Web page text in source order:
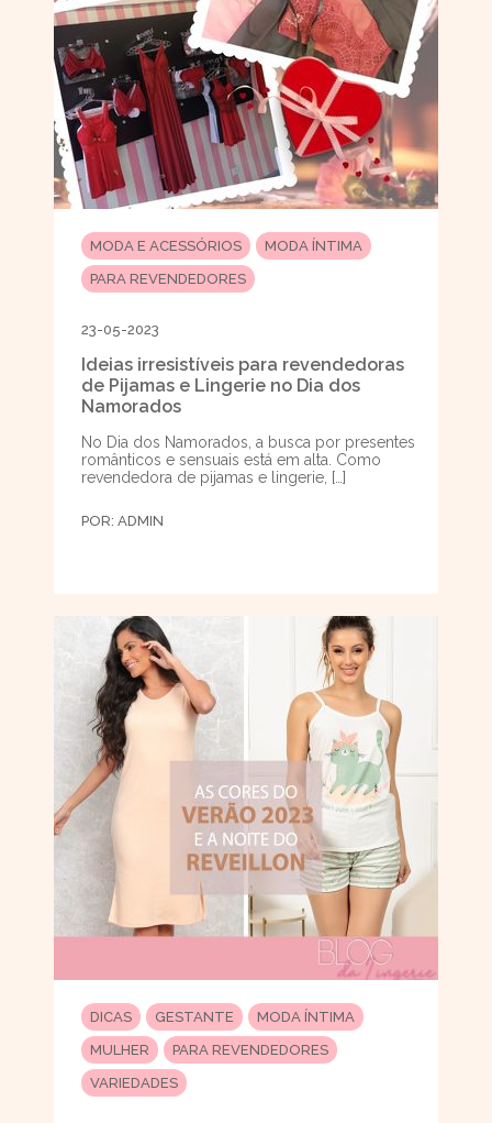
MODA E ACESSÓRIOS
MODA ÍNTIMA
PARA REVENDEDORES
23-05-2023
Ideias irresistíveis para revendedoras
de Pijamas e Lingerie no Dia dos
Namorados
No Dia dos Namorados, a busca por presentes
românticos e sensuais está em alta. Como
revendedora de pijamas e lingerie, […]
POR: ADMIN
DICAS GESTANTE
MODA ÍNTIMA
MULHER
PARA REVENDEDORES
VARIEDADES